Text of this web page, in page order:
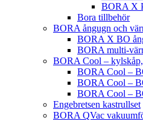
BORA X
Bora tillbehör
BORA ångugn och
BORA X BO
BORA multi-
BORA Cool –
BORA Cool –
BORA Cool –
BORA Cool –
Engebretsen kastrullset
BORA QVac